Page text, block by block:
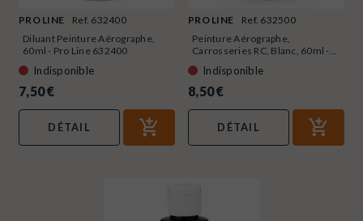
PRO LINE
Ref. 632400
Diluant Peinture Aérographe,
60ml - Pro Line 632400
Indisponible
7,50 €
DÉTAIL
PRO LINE
Ref. 632500
Peinture Aérographe,
Carrosseries RC, Blanc, 60ml -...
Indisponible
8,50 €
DÉTAIL